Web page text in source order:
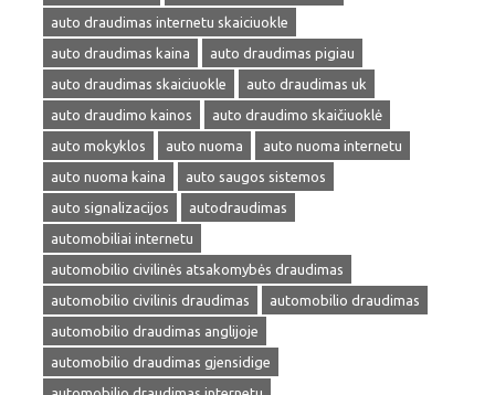
auto draudimas internetu skaiciuokle
auto draudimas kaina
auto draudimas pigiau
auto draudimas skaiciuokle
auto draudimas uk
auto draudimo kainos
auto draudimo skaičiuoklė
auto mokyklos
auto nuoma
auto nuoma internetu
auto nuoma kaina
auto saugos sistemos
auto signalizacijos
autodraudimas
automobiliai internetu
automobilio civilinės atsakomybės draudimas
automobilio civilinis draudimas
automobilio draudimas
automobilio draudimas anglijoje
automobilio draudimas gjensidige